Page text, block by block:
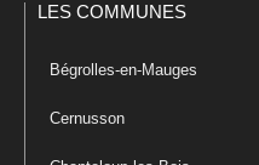
LES COMMUNES
Bégrolles-en-Mauges
Cernusson